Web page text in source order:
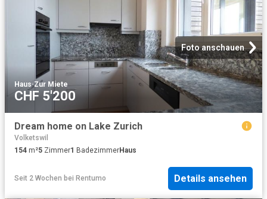
Foto anschauen
Haus·Zur Miete
CHF 5'200
Dream home on Lake Zurich
Volketswil
154 m²5 Zimmer1 BadezimmerHaus
Seit 2 Wochen bei Rentumo Details ansehen